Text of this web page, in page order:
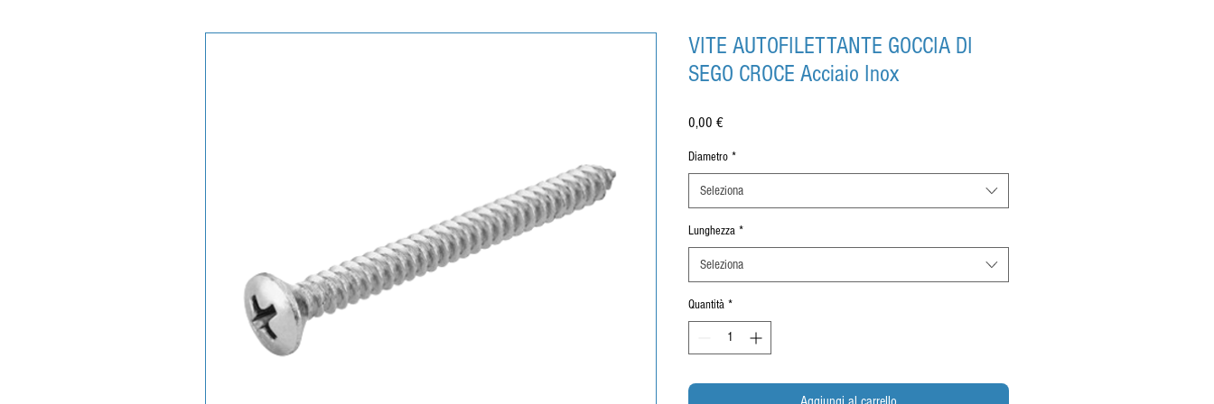
VITE AUTOFILETTANTE GOCCIA DI
SEGO CROCE Acciaio Inox
0,00 €Prezzo
Diametro *
Seleziona
Lunghezza *
Seleziona
Quantità *